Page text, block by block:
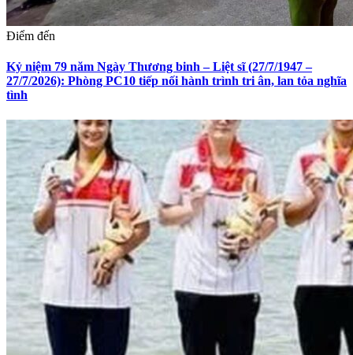
Điểm đến
Kỷ niệm 79 năm Ngày Thương binh – Liệt sĩ (27/7/1947 –
27/7/2026): Phòng PC10 tiếp nối hành trình tri ân, lan tỏa nghĩa
tình